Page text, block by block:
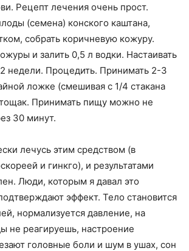
Рецепт лечения очень прост.
(семена) конского каштана,
собрать коричневую кожуру.
и залить 0,5 л водки. Настаивать
недели. Процедить. Принимать 2-3
ложке (смешивая с 1/4 стакана
Принимать пищу можно не
30 минут.
лечусь этим средством (в
и гинкго), и результатами
Люди, которым я давал это
эффект. Тело становится
нормализуется давление, на
не реагируешь, настроение
головные боли и шум в ушах, сон